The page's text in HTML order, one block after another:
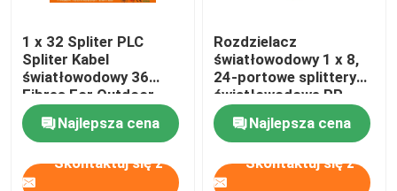
1 x 32 Spliter PLC
Spliter Kabel
światłowodowy 36
Fibres For Outdoor
FTTH Splitting
Najlepsza cena
Skontaktuj się z
Rozdzielacz
światłowodowy 1 x 8,
24-portowe splittery
światłowodowe PP,
czarny
Najlepsza cena
Skontaktuj się z